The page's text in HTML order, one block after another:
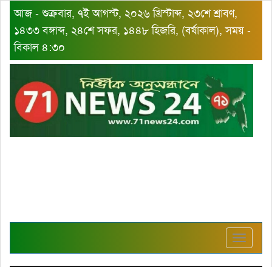
আজ - শুক্রবার, ৭ই আগস্ট, ২০২৬ খ্রিস্টাব্দ, ২৩শে শ্রাবণ,
১৪৩৩ বঙ্গাব্দ, ২৪শে সফর, ১৪৪৮ হিজরি, (বর্ষাকাল), সময় -
বিকাল ৪:৩০
Toggle